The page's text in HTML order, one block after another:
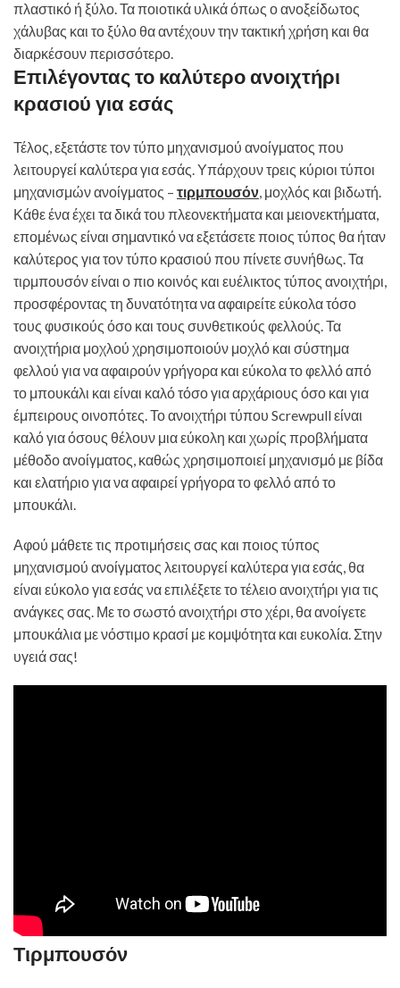
πλαστικό ή ξύλο. Τα ποιοτικά υλικά όπως ο ανοξείδωτος
χάλυβας και το ξύλο θα αντέχουν την τακτική χρήση και θα
διαρκέσουν περισσότερο.
Επιλέγοντας το καλύτερο ανοιχτήρι
κρασιού για εσάς
Τέλος, εξετάστε τον τύπο μηχανισμού ανοίγματος που
λειτουργεί καλύτερα για εσάς. Υπάρχουν τρεις κύριοι τύποι
μηχανισμών ανοίγματος – τιρμπουσόν, μοχλός και βιδωτή.
Κάθε ένα έχει τα δικά του πλεονεκτήματα και μειονεκτήματα,
επομένως είναι σημαντικό να εξετάσετε ποιος τύπος θα ήταν
καλύτερος για τον τύπο κρασιού που πίνετε συνήθως. Τα
τιρμπουσόν είναι ο πιο κοινός και ευέλικτος τύπος ανοιχτήρι,
προσφέροντας τη δυνατότητα να αφαιρείτε εύκολα τόσο
τους φυσικούς όσο και τους συνθετικούς φελλούς. Τα
ανοιχτήρια μοχλού χρησιμοποιούν μοχλό και σύστημα
φελλού για να αφαιρούν γρήγορα και εύκολα το φελλό από
το μπουκάλι και είναι καλό τόσο για αρχάριους όσο και για
έμπειρους οινοπότες. Το ανοιχτήρι τύπου Screwpull είναι
καλό για όσους θέλουν μια εύκολη και χωρίς προβλήματα
μέθοδο ανοίγματος, καθώς χρησιμοποιεί μηχανισμό με βίδα
και ελατήριο για να αφαιρεί γρήγορα το φελλό από το
μπουκάλι.
Αφού μάθετε τις προτιμήσεις σας και ποιος τύπος
μηχανισμού ανοίγματος λειτουργεί καλύτερα για εσάς, θα
είναι εύκολο για εσάς να επιλέξετε το τέλειο ανοιχτήρι για τις
ανάγκες σας. Με το σωστό ανοιχτήρι στο χέρι, θα ανοίγετε
μπουκάλια με νόστιμο κρασί με κομψότητα και ευκολία. Στην
υγειά σας!
Τιρμπουσόν